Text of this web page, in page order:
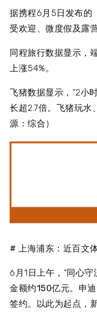
据携程6月5日发布的
受欢迎、微度假及露
同程旅行数据显示，
上涨54%。
飞猪数据显示，“2小
长超2.7倍。飞猪玩水
源：综合）
# 上海浦东：近百文
6月1日上午，“同心
金额约150亿元。申
签约。以此为起点，